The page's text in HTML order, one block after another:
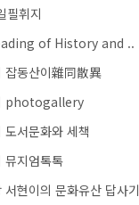
필휘지
of History and ..
잡동산이雜同散異
photogallery
도서문화와 세책
뮤지엄톡톡
서현이의 문화유산 답사기